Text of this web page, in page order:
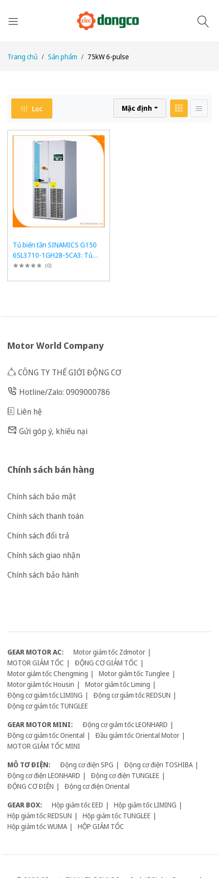
Trang chủ Sản phẩm 75kW 6-pulse
Lọc Mặc định
Tủ biến tần SINAMICS G150
6SL3710-1GH28-5CA3: Tủ
chuyển đổi 75kW
(0)
Motor World Company
CÔNG TY THẾ GIỚI ĐỘNG CƠ
Hotline/Zalo: 0909000786
Liên hệ
Gửi góp ý, khiếu nại
Chính sách bán hàng
Chính sách bảo mật
Chính sách thanh toán
Chính sách đổi trả
Chính sách giao nhận
Chính sách bảo hành
GEAR MOTOR AC:
Motor giảm tốc Zdmotor
MOTOR GIẢM TỐC
ĐỘNG CƠ GIẢM TỐC
Motor giảm tốc Chengming
Motor giảm tốc Tunglee
Motor giảm tốc Housin
Motor giảm tốc Liming
Động cơ giảm tốc LIMING
Động cơ giảm tốc REDSUN
Động cơ giảm tốc TUNGLEE
GEAR MOTOR MINI:
Động cơ giảm tốc LEONHARD
Động cơ giảm tốc Oriental
Đầu giảm tốc Oriental Motor
MOTOR GIẢM TỐC MINI
MÔ TƠ ĐIỆN:
Động cơ điện SPG
Động cơ điện TOSHIBA
Động cơ điện LEONHARD
Động cơ điện TUNGLEE
ĐỘNG CƠ ĐIỆN
Động cơ điện Oriental
GEAR BOX:
Hộp giảm tốc EED
Hộp giảm tốc LIMING
Hộp giảm tốc REDSUN
Hộp giảm tốc TUNGLEE
Hộp giảm tốc WUMA
HỘP GIẢM TỐC